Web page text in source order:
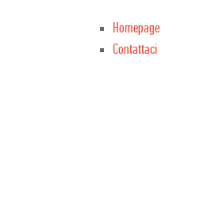
Homepage
Contattaci